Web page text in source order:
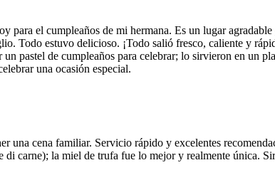
para el cumpleaños de mi hermana. Es un lugar
Todo estuvo delicioso. ¡Todo salió fresco, caliente y
pastel de cumpleaños para celebrar; lo sirvieron en un
una ocasión especial.
una cena familiar. Servicio rápido y excelentes
di carne); la miel de trufa fue lo mejor y realmente única.